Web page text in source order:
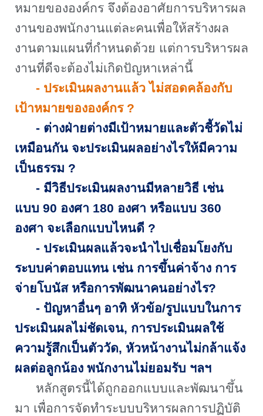
หมายขององค์กร จึงต้องอาศัยการบริหารผล
งานของพนักงานแต่ละคนเพื่อให้สร้างผล
งานตามแผนที่กำหนดด้วย แต่การบริหารผล
งานที่ดีจะต้องไม่เกิดปัญหาเหล่านี้
- ประเมินผลงานแล้ว ไม่สอดคล้องกับ
เป้าหมายขององค์กร?
- ต่างฝ่ายต่างมีเป้าหมายและตัวชี้วัดไม่
เหมือนกัน จะประเมินผลอย่างไรให้มีความ
เป็นธรรม ?
- มีวิธีประเมินผลงานมีหลายวิธี เช่น
แบบ 90 องศา 180 องศา หรือแบบ 360
องศา จะเลือกแบบไหนดี ?
- ประเมินผลแล้วจะนำไปเชื่อมโยงกับ
ระบบค่าตอบแทน เช่น การขึ้นค่าจ้าง การ
จ่ายโบนัส หรือการพัฒนาคนอย่างไร?
- ปัญหาอื่นๆ อาทิ หัวข้อ/รูปแบบในการ
ประเมินผลไม่ชัดเจน, การประเมินผลใช้
ความรู้สึกเป็นตัววัด, หัวหน้างานไม่กล้าแจ้ง
ผลต่อลูกน้อง พนักงานไม่ยอมรับ ฯลฯ
หลักสูตรนี้ได้ถูกออกแบบและพัฒนาขึ้น
มา เพื่อการจัดทำระบบบริหารผลการปฏิบัติ